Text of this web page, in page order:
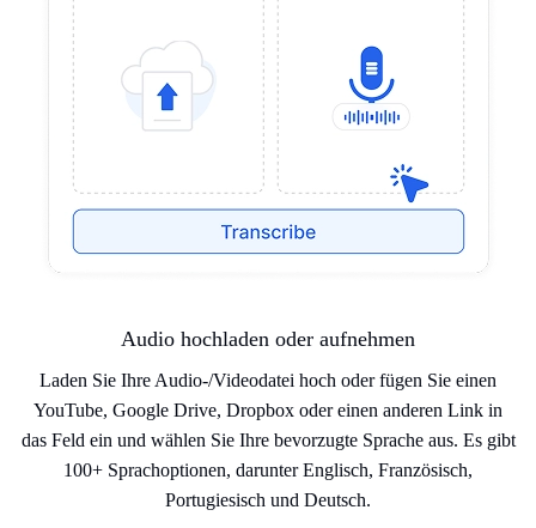
Audio hochladen oder aufnehmen
Laden Sie Ihre Audio-/Videodatei hoch oder fügen Sie einen
YouTube, Google Drive, Dropbox oder einen anderen Link in
das Feld ein und wählen Sie Ihre bevorzugte Sprache aus. Es gibt
100+ Sprachoptionen, darunter Englisch, Französisch,
Portugiesisch und Deutsch.